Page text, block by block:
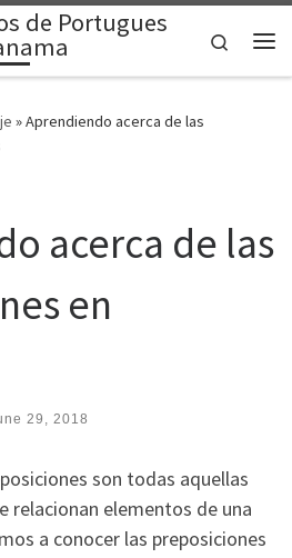
de Portugues
Search
»Aprendiendo acerca de las
acerca de las
en
29, 2018
son todas aquellas
relacionan elementos de una
a conocer las preposiciones